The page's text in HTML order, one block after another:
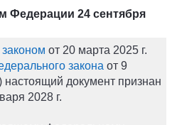
Федерации 24 сентября
от 20 марта 2025 г.
закона от 9
документ признан
2028 г.